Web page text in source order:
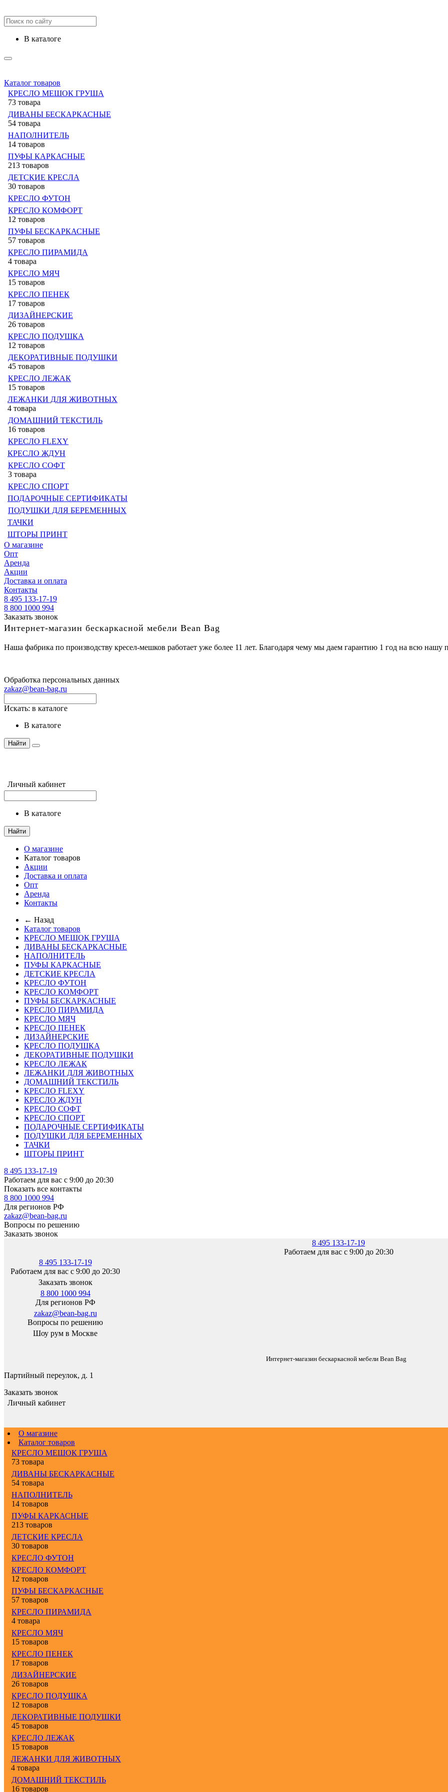
в каталоге
Каталог товаров
КРЕСЛО МЕШОК ГРУША
73 товара
ДИВАНЫ БЕСКАРКАСНЫЕ
54 товара
НАПОЛНИТЕЛЬ
14 товаров
ПУФЫ КАРКАСНЫЕ
213 товаров
ДЕТСКИЕ КРЕСЛА
30 товаров
КРЕСЛО ФУТОН
КРЕСЛО КОМФОРТ
12 товаров
ПУФЫ БЕСКАРКАСНЫЕ
57 товаров
КРЕСЛО ПИРАМИДА
4 товара
КРЕСЛО МЯЧ
15 товаров
КРЕСЛО ПЕНЕК
17 товаров
ДИЗАЙНЕРСКИЕ
26 товаров
КРЕСЛО ПОДУШКА
12 товаров
ДЕКОРАТИВНЫЕ ПОДУШКИ
45 товаров
КРЕСЛО ЛЕЖАК
15 товаров
ЛЕЖАНКИ ДЛЯ ЖИВОТНЫХ
4 товара
ДОМАШНИЙ ТЕКСТИЛЬ
16 товаров
КРЕСЛО FLEXY
КРЕСЛО ЖДУН
КРЕСЛО СОФТ
3 товара
КРЕСЛО СПОРТ
ПОДАРОЧНЫЕ СЕРТИФИКАТЫ
ПОДУШКИ ДЛЯ БЕРЕМЕННЫХ
ТАЧКИ
ШТОРЫ ПРИНТ
О магазине
Опт
Аренда
Акции
Доставка и оплата
Контакты
8 495 133-17-19
8 800 1000 994
Заказать звонок
Интернет-магазин бескаркасной мебели Bean Bag
Наша фабрика по производству кресел-мешков работает уже более 11 лет. Благодаря чему мы даем гарантию 1 год на всю нашу
Обработка персональных данных
zakaz@bean-bag.ru
Искать: в каталоге
в каталоге
Найти
Личный кабинет
в каталоге
Найти
О магазине
Каталог товаров
Акции
Доставка и оплата
Опт
Аренда
Контакты
← Назад
Каталог товаров
КРЕСЛО МЕШОК ГРУША
ДИВАНЫ БЕСКАРКАСНЫЕ
НАПОЛНИТЕЛЬ
ПУФЫ КАРКАСНЫЕ
ДЕТСКИЕ КРЕСЛА
КРЕСЛО ФУТОН
КРЕСЛО КОМФОРТ
ПУФЫ БЕСКАРКАСНЫЕ
КРЕСЛО ПИРАМИДА
КРЕСЛО МЯЧ
КРЕСЛО ПЕНЕК
ДИЗАЙНЕРСКИЕ
КРЕСЛО ПОДУШКА
ДЕКОРАТИВНЫЕ ПОДУШКИ
КРЕСЛО ЛЕЖАК
ЛЕЖАНКИ ДЛЯ ЖИВОТНЫХ
ДОМАШНИЙ ТЕКСТИЛЬ
КРЕСЛО FLEXY
КРЕСЛО ЖДУН
КРЕСЛО СОФТ
КРЕСЛО СПОРТ
ПОДАРОЧНЫЕ СЕРТИФИКАТЫ
ПОДУШКИ ДЛЯ БЕРЕМЕННЫХ
ТАЧКИ
ШТОРЫ ПРИНТ
8 495 133-17-19
Работаем для вас с 9:00 до 20:30
Показать все контакты
8 800 1000 994
Для регионов РФ
zakaz@bean-bag.ru
Вопросы по решению
Заказать звонок
8 495 133-17-19
Работаем для вас с 9:00 до 20:30
8 495 133-17-19
Работаем для вас с 9:00 до 20:30
Заказать звонок
8 800 1000 994
Для регионов РФ
zakaz@bean-bag.ru
Вопросы по решению
Шоу рум в Москве
Интернет-магазин бескаркасной мебели Bean Bag
Партийный переулок, д. 1
Заказать звонок
Личный кабинет
О магазине
Каталог товаров
КРЕСЛО МЕШОК ГРУША
73 товара
ДИВАНЫ БЕСКАРКАСНЫЕ
54 товара
НАПОЛНИТЕЛЬ
14 товаров
ПУФЫ КАРКАСНЫЕ
213 товаров
ДЕТСКИЕ КРЕСЛА
30 товаров
КРЕСЛО ФУТОН
КРЕСЛО КОМФОРТ
12 товаров
ПУФЫ БЕСКАРКАСНЫЕ
57 товаров
КРЕСЛО ПИРАМИДА
4 товара
КРЕСЛО МЯЧ
15 товаров
КРЕСЛО ПЕНЕК
17 товаров
ДИЗАЙНЕРСКИЕ
26 товаров
КРЕСЛО ПОДУШКА
12 товаров
ДЕКОРАТИВНЫЕ ПОДУШКИ
45 товаров
КРЕСЛО ЛЕЖАК
15 товаров
ЛЕЖАНКИ ДЛЯ ЖИВОТНЫХ
4 товара
ДОМАШНИЙ ТЕКСТИЛЬ
16 товаров